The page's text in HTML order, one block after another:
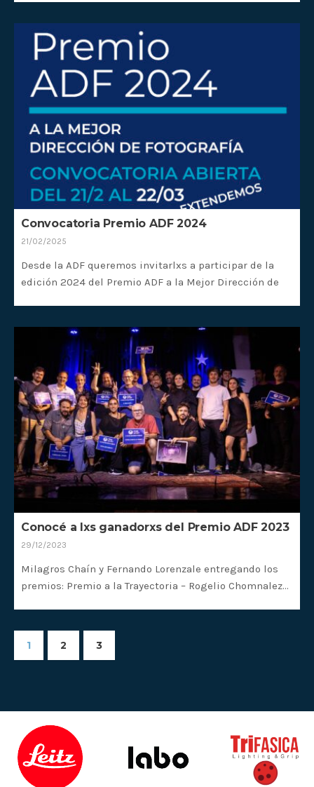
Convocatoria Premio ADF 2024
21/02/2025
Desde la ADF queremos invitarlxs a participar de la
edición 2024 del Premio ADF a la Mejor Dirección de
interesadxs que cumplan los requisitos entre el 21/02
y el 15/03 de 2025 a través de nuestra web.
Conocé a lxs ganadorxs del Premio ADF 2023
29/12/2023
Milagros Chaín y Fernando Lorenzale entregando los
premios: Premio a la Trayectoria – Rogelio Chomnalez…
1 2 3